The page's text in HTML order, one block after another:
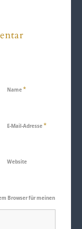
Name*
E-Mail-Adresse*
Website
Browser für meinen